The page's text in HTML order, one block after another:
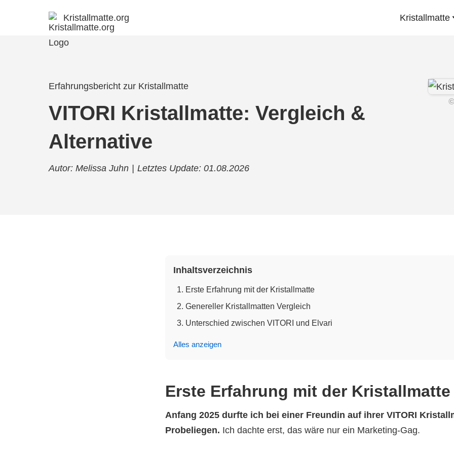
Kristallmatte.org Kristallmatte
Erfahrungsbericht zur Kristallmatte
VITORI Kristallmatte: Vergleich &
Alternative
Autor: Melissa Juhn Letztes Update: 01.08.2026
©
Inhaltsverzeichnis
Erste Erfahrung mit der Kristallmatte
Genereller Kristallmatten Vergleich
Unterschied zwischen VITORI und Elvari
Alles anzeigen
Erste Erfahrung mit der Kristallmatte
Anfang 2025 durfte ich bei einer Freundin auf ihrer VITORI
Probeliegen. Ich dachte erst, das wäre nur ein Marketing-Gag.